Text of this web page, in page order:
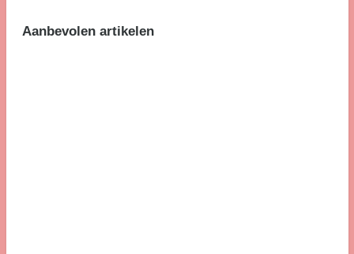
Aanbevolen artikelen